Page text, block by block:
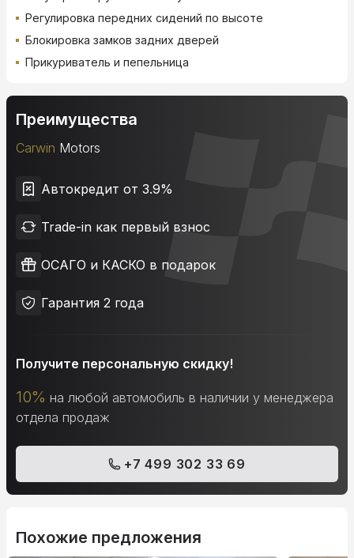
Регулировка передних сидений по высоте
Блокировка замков задних дверей
Прикуриватель и пепельница
Преимущества
Carwin Motors
Автокредит от 3.9%
Trade-in как первый взнос
ОСАГО и КАСКО в подарок
Гарантия 2 года
Получите персональную скидку!
10% на любой автомобиль в наличии у менеджера
отдела продаж
+7 499 302 33 69
Похожие предложения